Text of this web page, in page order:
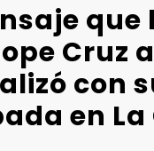
Cruz
con
en La